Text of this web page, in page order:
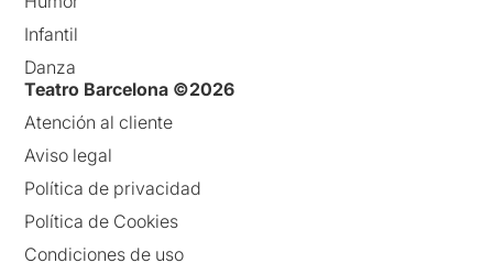
Infantil
Danza
Teatro Barcelona ©2026
Atención al cliente
Aviso legal
Política de privacidad
Política de Cookies
Condiciones de uso